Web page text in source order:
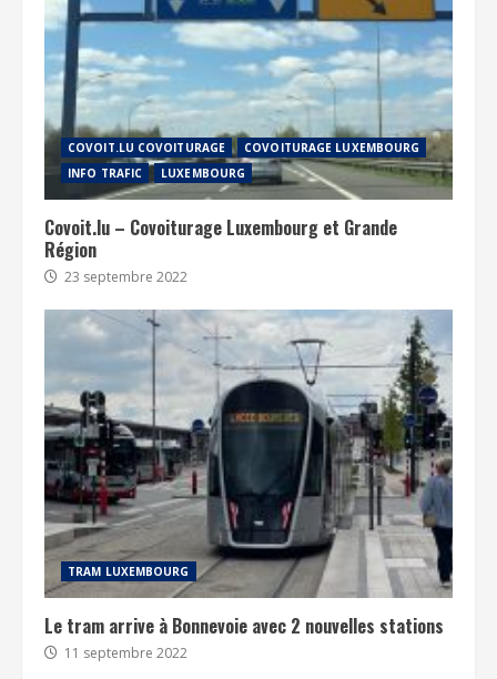
COVOIT.LU COVOITURAGE
COVOITURAGE LUXEMBOURG
INFO TRAFIC
LUXEMBOURG
Covoit.lu – Covoiturage Luxembourg et Grande
Région
23 septembre 2022
TRAM LUXEMBOURG
Le tram arrive à Bonnevoie avec 2 nouvelles stations
11 septembre 2022